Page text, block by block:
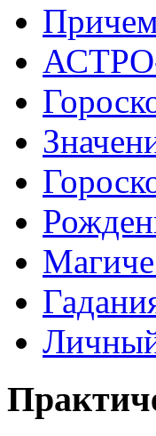
Причем